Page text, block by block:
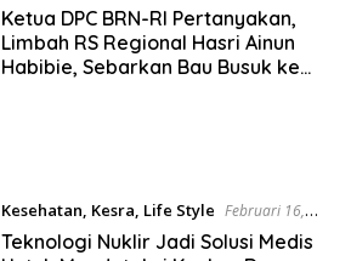
Ketua DPC BRN-RI Pertanyakan,
Limbah RS Regional Hasri Ainun
Habibie, Sebarkan Bau Busuk ke
Kesehatan, Kesra, Life Style Februari 16,
2025
Teknologi Nuklir Jadi Solusi Medis